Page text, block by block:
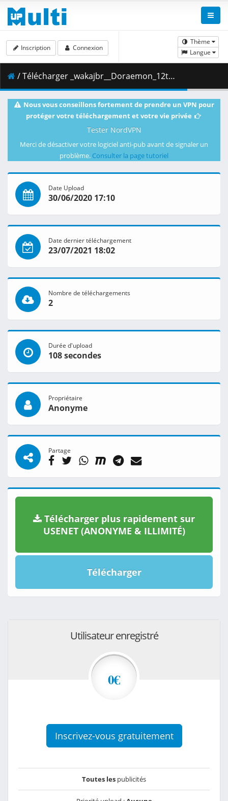
Thème
Langue
Inscription Connexion
/ Télécharger _wakajbr__Doraemon_12th__Nobita_s_Dorabian_Nights___1991___Jap-Hindi_.mkv.002 ( 494.29 MB )
Nous vous conseillons fortement de prendre un VPN pour
protéger votre téléchargement et votre vie privée
Tester NordVPN
Merci de désactiver votre logiciel anti-pub avant de signaler un
problème. Consulter la page tutoriel
Date Upload
30/06/2020 17:10
Date dernier téléchargement
23/07/2021 18:02
Nombre de téléchargements
2
Durée d'upload
108 secondes
Propriétaire
Anonyme
Partage
Télécharger plus rapidement sur
USENET (ANONYME & ILLIMITÉ)
Télécharger
Utilisateur enregistré
0€
Inscrivez-vous gratuitement
Toutes les publicités